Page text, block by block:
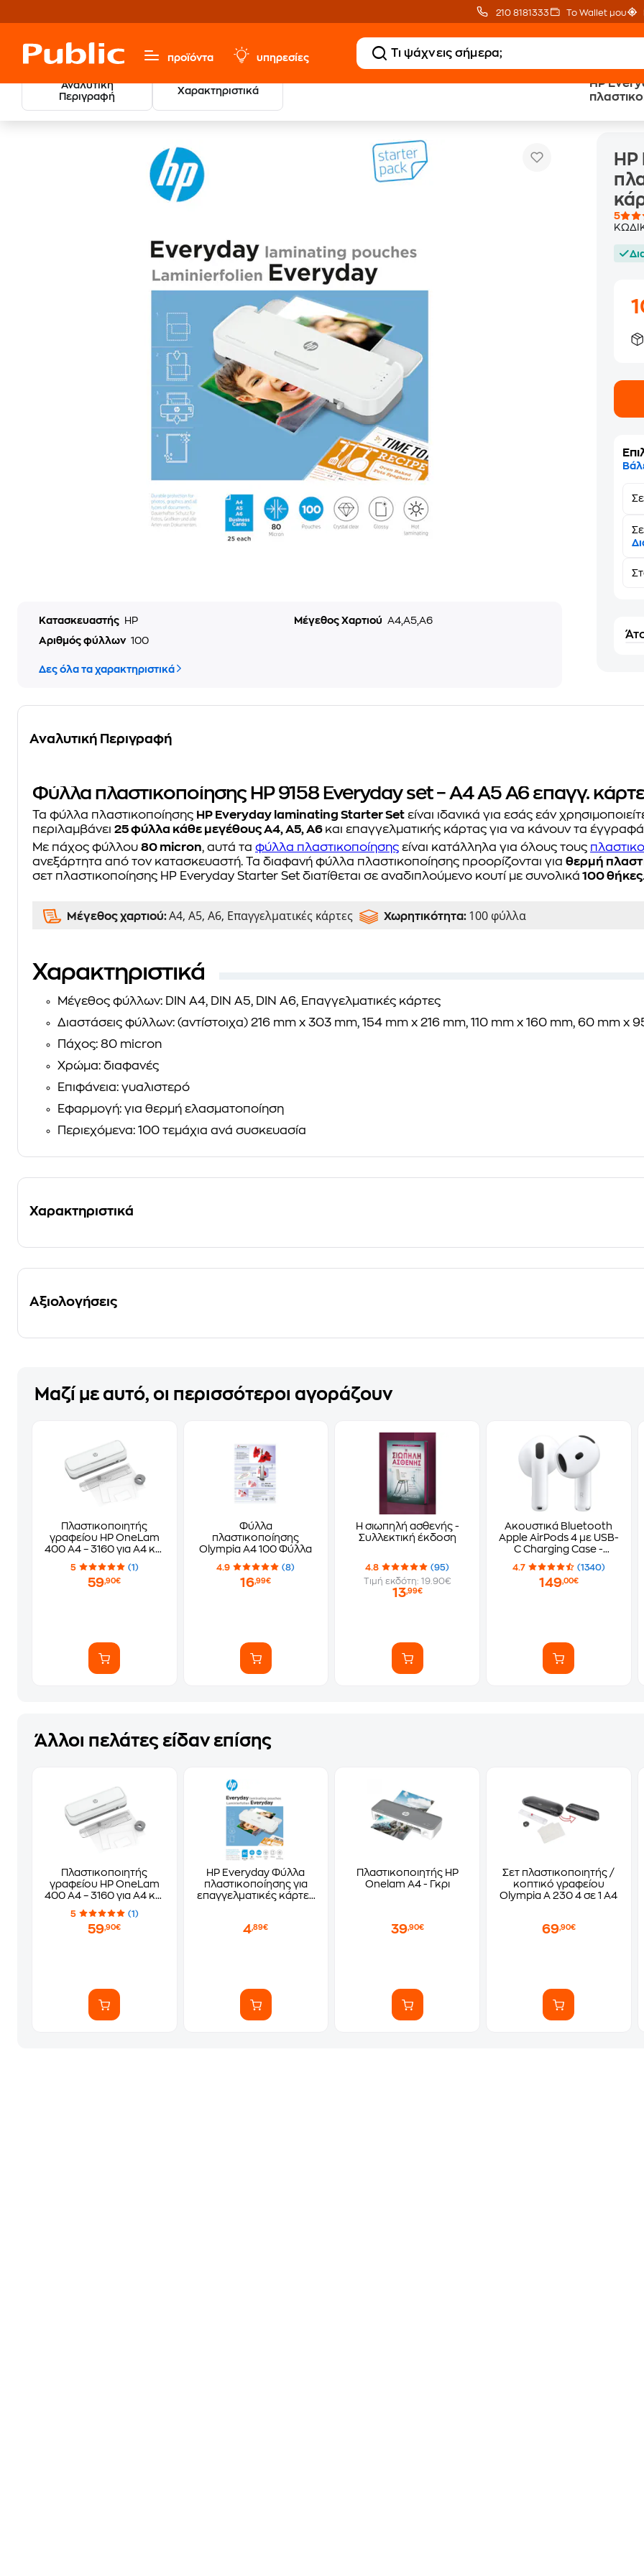
210 8181333 Το Wallet μου
προϊόντα υπηρεσίες
Αναλυτική
Περιγραφή
Χαρακτηριστικά
HP
Χαρτικά & Γραφική Ύλη
HP Everyday set Φύλλα πλαστικοποίησης
Κατασκευαστής HP Μέγεθος Χαρτιού A4,A5,A6
Αριθμός φύλλων 100
Δες όλα τα χαρακτηριστικά
5
Σε
Αναλυτική Περιγραφή
Φύλλα πλαστικοποίησης HP 9158 Everyday set – A4 A5 A6 επαγγ.
Τα φύλλα πλαστικοποίησης HP Everyday laminating Starter Set είναι ιδανικά για εσάς εάν
περιλαμβάνει 25 φύλλα κάθε μεγέθους A4, A5, A6 και επαγγελματικής κάρτας για να κάνουν τα
Με πάχος φύλλου 80 micron, αυτά τα φύλλα πλαστικοποίησης είναι κατάλληλα για όλους τους
ανεξάρτητα από τον κατασκευαστή. Τα διαφανή φύλλα πλαστικοποίησης προορίζονται για θερμή
σετ πλαστικοποίησης HP Everyday Starter Set διατίθεται σε αναδιπλούμενο κουτί με συνολικά 100 θήκες.
Μέγεθος χαρτιού:Α4, Α5, Α6, Επαγγελματικές κάρτες Χωρητικότητα: 100 φύλλα
Χαρακτηριστικά
Μέγεθος φύλλων: DIN A4, DIN A5, DIN A6, Επαγγελματικές κάρτες
Διαστάσεις φύλλων: (αντίστοιχα) 216 mm x 303 mm, 154 mm x 216 mm, 110 mm x 160 mm, 60 mm x
Πάχος: 80 micron
Χρώμα: διαφανές
Επιφάνεια: γυαλιστερό
Εφαρμογή: για θερμή ελασματοποίηση
Περιεχόμενα: 100 τεμάχια ανά συσκευασία
Χαρακτηριστικά
Αξιολογήσεις
Μαζί με αυτό, οι περισσότεροι αγοράζουν
Πλαστικοποιητής
γραφείου HP OneLam
400 A4 – 3160 για A4 και
χάρακας κοπής
5 (1)
59,90€
Φύλλα
πλαστικοποίησης
Olympia A4 100 Φύλλα
4.9 (8)
16,99€
Η σιωπηλή ασθενής -
Συλλεκτική έκδοση
4.8
(95)
Τιμή εκδότη: 19.90€
13,99€
Ακουστικά Bluetooth
Apple AirPods 4 με USB-
C Charging Case -
White
4.7 (1340)
149,00€
Άλλοι πελάτες είδαν επίσης
Πλαστικοποιητής
γραφείου HP OneLam
400 A4 – 3160 για A4 και
χάρακας κοπής
5 (1)
59,90€
HP Everyday Φύλλα
πλαστικοποίησης για
επαγγελματικές κάρτες
4,89€
Πλαστικοποιητής HP
Onelam A4 - Γκρι
39,90€
Σετ πλαστικοποιητής /
κοπτικό γραφείου
Olympia A 230 4 σε 1 A4
69,90€